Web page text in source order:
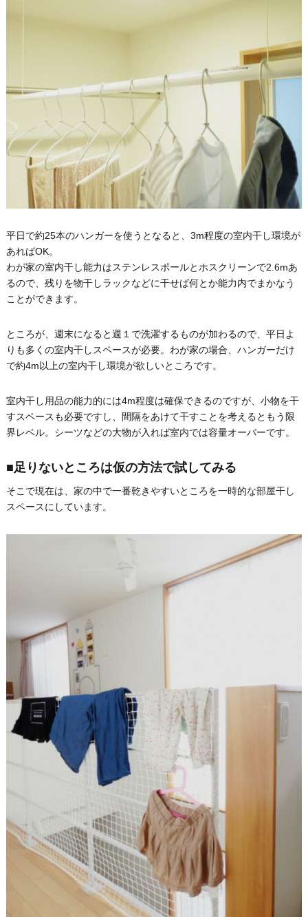
平日で約25本のハンガーを使うとなると、3m程度の室内干し環境が
あればOK。
わが家の室内干し能力はステンレスポールとホスクリーンで2.6mあ
るので、残りを物干しラックなどに干せば何とか能力内でまかなう
ことができます。
ところが、週末になると週１で洗濯するものが加わるので、平日よ
りも多くの室内干しスペースが必要。わが家の場合、ハンガーだけ
で約4m以上の室内干し環境が欲しいところです。
室内干し用品の能力的には4m程度は確保できるのですが、小物を干
すスペースも必要ですし、間隔をあけて干すことを考えるともう限
界レベル。シーツなどの大物が入れば室内では容量オーバーです。
■足りないところは仮の方法で試してみる
そこで現在は、家の中で一番乾きやすいところを一時的な部屋干し
スペースにしています。